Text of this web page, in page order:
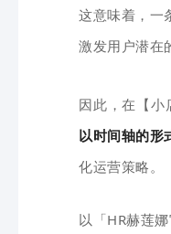
这意味着，一
激发用户潜在
因此，在【
以时间轴的形
化运营策略。
以「HR赫莲